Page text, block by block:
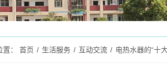
： 首页 / 生活服务 / 互动交流 / 电热水器的“十